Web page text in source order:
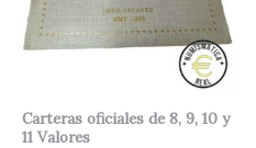
Carteras oficiales de 8, 9, 10 y
11 Valores